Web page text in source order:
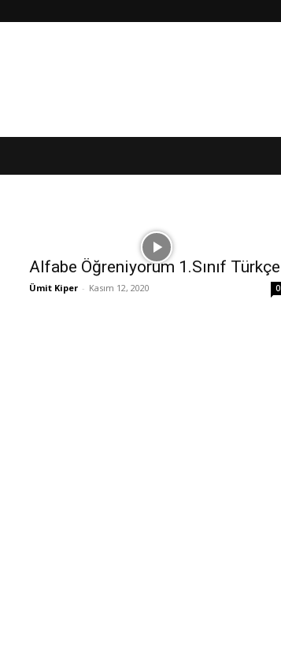
Alfabe Öğreniyorum 1.Sınıf Türkçe
Ümit Kiper - Kasım 12, 2020 0